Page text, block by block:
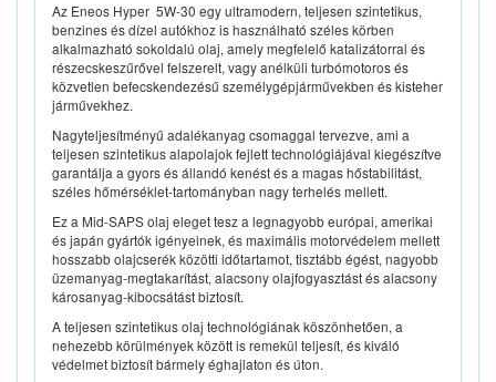
Az Eneos Hyper 5W-30 egy ultramodern, teljesen szintetikus,
benzines és dízel autókhoz is használható széles körben
alkalmazható sokoldalú olaj, amely megfelelő katalizátorral és
részecskeszűrővel felszerelt, vagy anélküli turbómotoros és
közvetlen befecskendezésű személygépjárművekben és kisteher
járművekhez.
Nagyteljesítményű adalékanyag csomaggal tervezve, ami a
teljesen szintetikus alapolajok fejlett technológiájával kiegészítve
garantálja a gyors és állandó kenést és a magas hőstabilitást,
széles hőmérséklet-tartományban nagy terhelés mellett.
Ez a Mid-SAPS olaj eleget tesz a legnagyobb európai, amerikai
és japán gyártók igényeinek, és maximális motorvédelem mellett
hosszabb olajcserék közötti időtartamot, tisztább égést, nagyobb
üzemanyag-megtakarítást, alacsony olajfogyasztást és alacsony
károsanyag-kibocsátást biztosít.
A teljesen szintetikus olaj technológiának köszönhetően, a
nehezebb körülmények között is remekül teljesít, és kiváló
védelmet biztosít bármely éghajlaton és úton.